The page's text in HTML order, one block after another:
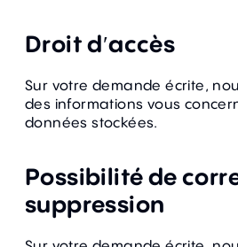
Droit d′accès
Sur votre demande écrite,
des informations vous
données stockées.
Possibilité de
suppression